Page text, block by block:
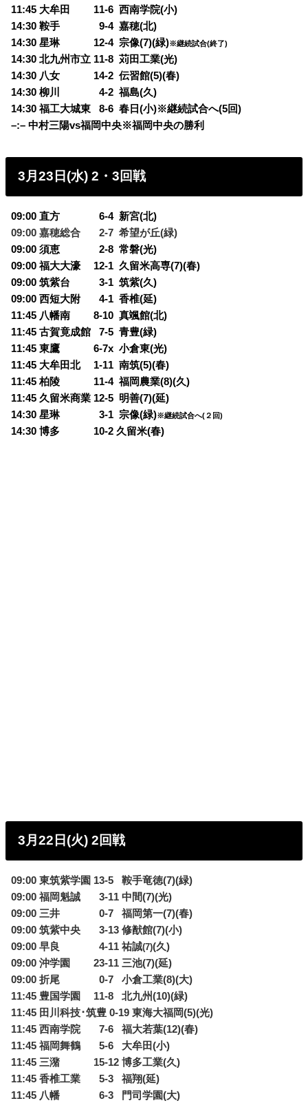
11:45 大牟田 11-6 西南学院(小)
14:30 鞍手
09-4 嘉穂(北)
14:30 星琳 12-4 宗像(7)(緑)※継続試合(終了)
14:30 北九州市立 11-8 苅田工業(光)
14:30 八女 14-2 伝習館(5)(春)
14:30 柳川
04-2 福島(久)
14:30 福工大城東
08-6 春日(小)※継続試合へ(5回)
–:– 中村三陽vs福岡中央※福岡中央の勝利
3月23日(水) 2・3回戦
09:00 直方 06-4 新宮(北)
09:00 嘉穂総合
02-7 希望が丘(緑)
09:00 須恵
02-8 常磐(光)
09:00 福大大濠 12-1 久留米高専(7)(春)
09:00 筑紫台
03-1 筑紫(久)
09:00 西短大附
04-1 香椎(延)
11:45 八幡南 8-10 真颯館(北)
11:45 古賀竟成館
07-5 青豊(緑)
11:45 東鷹 6-7x 小倉東(光)
11:45 大牟田北 1-11 南筑(5)(春)
11:45 柏陵 11-4 福岡農業(8)(久)
11:45 久留米商業 12-5 明善(7)(延)
14:30 星琳
03-1 宗像(緑)※継続試合へ(２回)
14:30 博多 10-2 久留米(春)
3月22日(火) 2回戦
09:00 東筑紫学園 13-5 0鞍手竜徳(7)(緑)
09:00 福岡魁誠
03-11 中間(7)(光)
09:00 三井
00-7 0福岡第一(7)(春)
09:00 筑紫中央
03-13 修猷館(7)(小)
09:00 早良
04-11 祐誠(7)(久)
09:00 沖学園 23-11 三池(7)(延)
09:00 折尾
00-7 0小倉工業(8)(大)
11:45 豊国学園 11-8
0北九州(10)(緑)
11:45 田川科技･筑豊 0-19 東海大福岡(5)(光)
11:45 西南学院
07-6 0福大若葉(12)(春)
11:45 福岡舞鶴
05-6
大牟田(小)
11:45 三潴 15-12 博多工業(久)
11:45 香椎工業
05-3 0福翔(延)
11:45 八幡
06-3
門司学園(大)